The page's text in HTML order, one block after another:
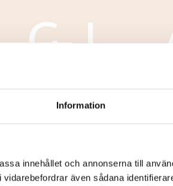
Information
innehållet och annonserna till
även sådana
kunna
kan vara
Därför